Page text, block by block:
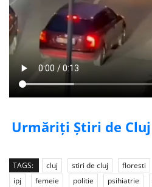
Urmăriți Știri de Cluj
TAGS: cluj stiri de cluj floresti
ipj
femeie politie psihiatrie